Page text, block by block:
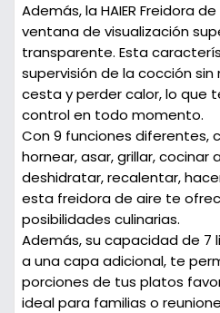
Además, la HAIER Freidora
ventana de visualización
transparente. Esta
supervisión de la cocción
cesta y perder calor, lo que
control en todo momento.
Con 9 funciones diferentes,
hornear, asar, grillar, cocinar
deshidratar, recalentar,
esta freidora de aire te
posibilidades culinarias.
Además, su capacidad de 7
a una capa adicional, te
porciones de tus platos
ideal para familias o